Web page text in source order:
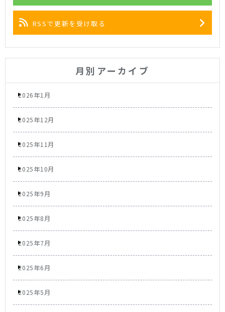
RSSで更新を受け取る
月別アーカイブ
2026年1月
2025年12月
2025年11月
2025年10月
2025年9月
2025年8月
2025年7月
2025年6月
2025年5月